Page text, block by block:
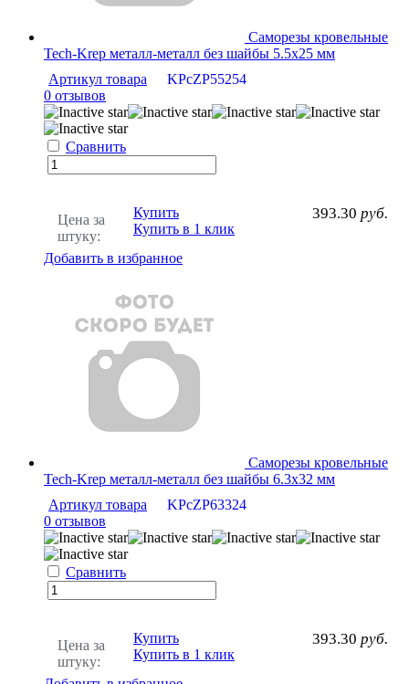
Саморезы кровельные
Tech-Krep металл-металл без шайбы 5.5х25 мм
Артикул товара
KPcZP55254
0 отзывов
Сравнить
Цена за
штуку:
393.30 руб.
Купить
Купить в 1 клик
Добавить в избранное
Саморезы кровельные
Tech-Krep металл-металл без шайбы 6.3х32 мм
Артикул товара
KPcZP63324
0 отзывов
Сравнить
Цена за
штуку:
393.30 руб.
Купить
Купить в 1 клик